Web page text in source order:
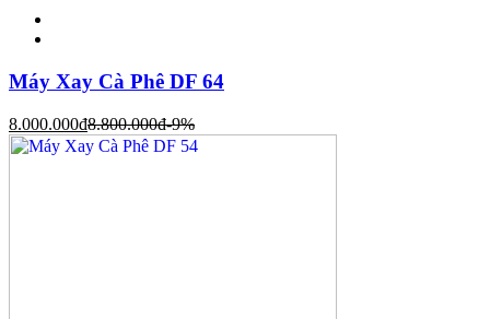
Máy Xay Cà Phê DF 64
8.000.000đ8.800.000đ-9%